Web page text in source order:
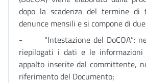
dopo la scadenza del termine di
denunce mensili e si compone di
- “Intestazione del DoCOA”:
riepilogati i dati e le
appalto inserite dal committente,
riferimento del Documento;